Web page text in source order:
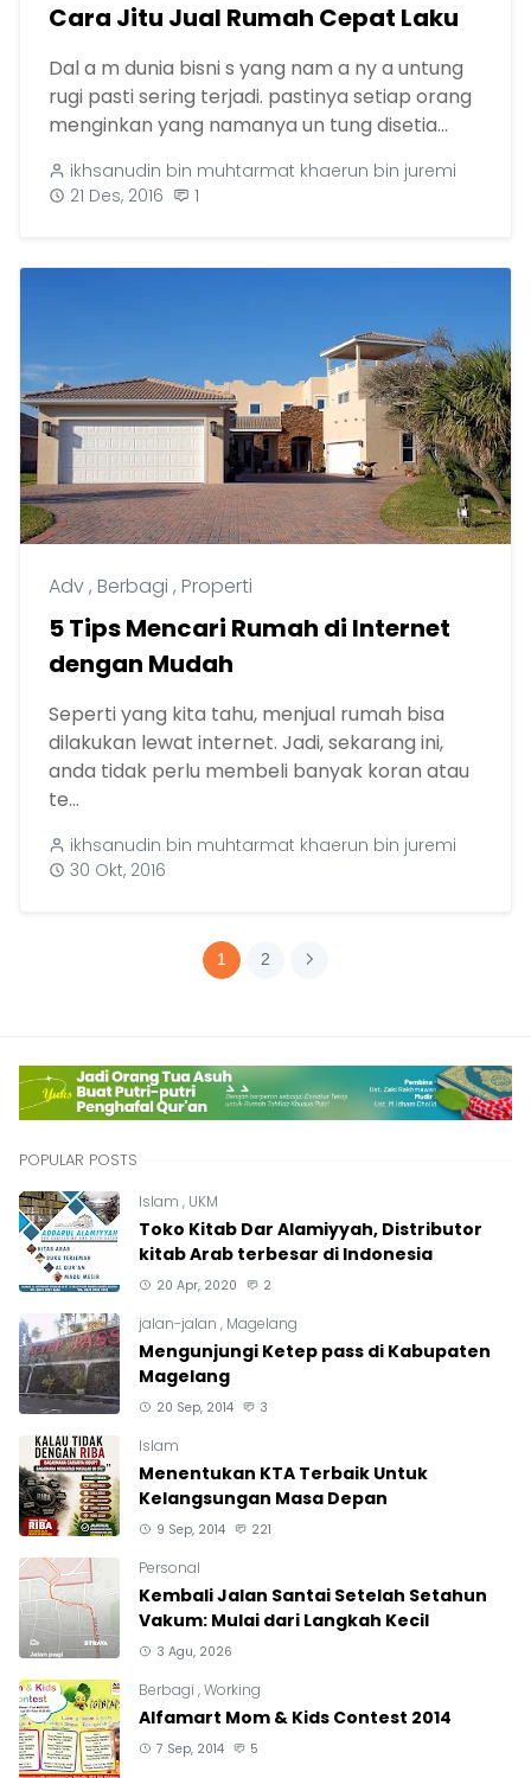
Cara Jitu Jual Rumah Cepat Laku
Dal a m dunia bisni s yang nam a ny a untung
rugi pasti sering terjadi. pastinya setiap orang
menginkan yang namanya un tung disetia...
ikhsanudin bin muhtarmat khaerun bin juremi
21 Des, 2016
1
Adv, Berbagi , Properti
5 Tips Mencari Rumah di Internet
dengan Mudah
Seperti yang kita tahu, menjual rumah bisa
dilakukan lewat internet. Jadi, sekarang ini,
anda tidak perlu membeli banyak koran atau
te...
ikhsanudin bin muhtarmat khaerun bin juremi
30 Okt, 2016
1 2
POPULAR POSTS
Islam , UKM
Toko Kitab Dar Alamiyyah, Distributor
kitab Arab terbesar di Indonesia
20 Apr, 2020 2
jalan-jalan , Magelang
Mengunjungi Ketep pass di Kabupaten
Magelang
20 Sep, 2014 3
Islam
Menentukan KTA Terbaik Untuk
Kelangsungan Masa Depan
9 Sep, 2014 221
Personal
Kembali Jalan Santai Setelah Setahun
Vakum: Mulai dari Langkah Kecil
3 Agu, 2026
Berbagi ,Working
Alfamart Mom & Kids Contest 2014
7 Sep, 2014 5